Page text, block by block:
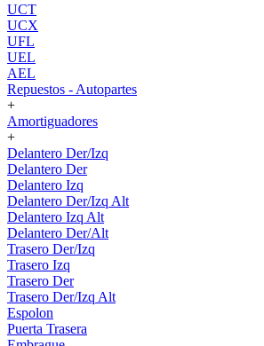
UCT
UCX
UFL
UEL
AEL
Repuestos - Autopartes
+
Amortiguadores
+
Delantero Der/Izq
Delantero Der
Delantero Izq
Delantero Der/Izq Alt
Delantero Izq Alt
Delantero Der/Alt
Trasero Der/Izq
Trasero Izq
Trasero Der
Trasero Der/Izq Alt
Espolon
Puerta Trasera